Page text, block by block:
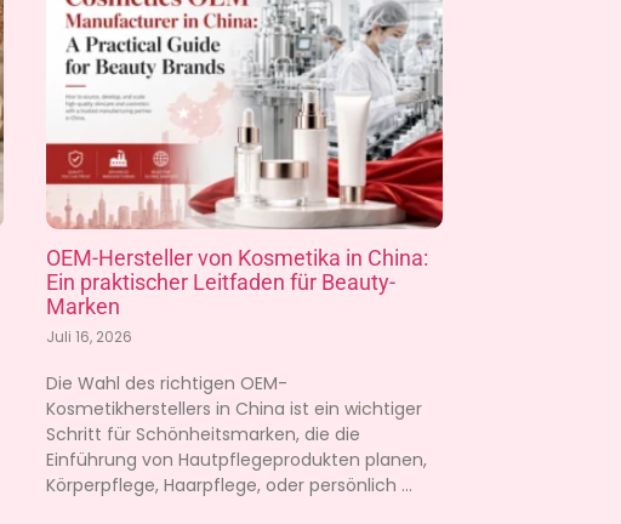
OEM-Hersteller von Kosmetika in China:
Ein praktischer Leitfaden für Beauty-
Marken
Juli 16, 2026
Die Wahl des richtigen OEM-
Kosmetikherstellers in China ist ein wichtiger
Schritt für Schönheitsmarken, die die
Einführung von Hautpflegeprodukten planen,
Körperpflege, Haarpflege, oder persönlich